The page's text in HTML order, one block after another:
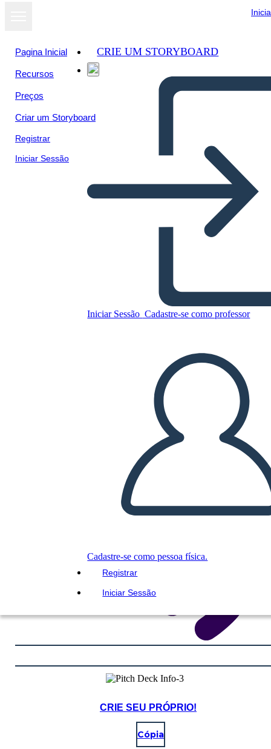
Pagina Inicial
Recursos
Preços
Criar um Storyboard
Registrar
Iniciar Sessão
CRIE UM STORYBOARD
Iniciar Sessão Cadastre-se como professor
Cadastre-se como pessoa física.
Registrar
Iniciar Sessão
Copie este storyboard
REPRODUZIR APRESENTAÇÃO DE SLIDES
LEIA PRA MIM
CRIE SEU PRÓPRIO!
Cópia